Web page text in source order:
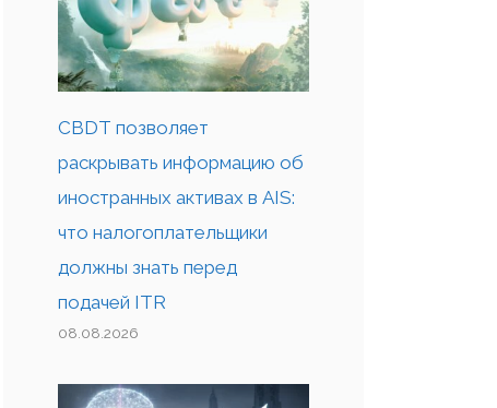
CBDT позволяет
раскрывать информацию об
иностранных активах в AIS:
что налогоплательщики
должны знать перед
подачей ITR
08.08.2026